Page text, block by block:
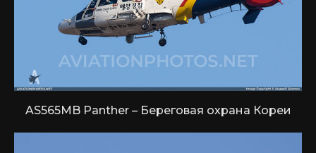
AS565MB Panther – Береговая охрана Кореи